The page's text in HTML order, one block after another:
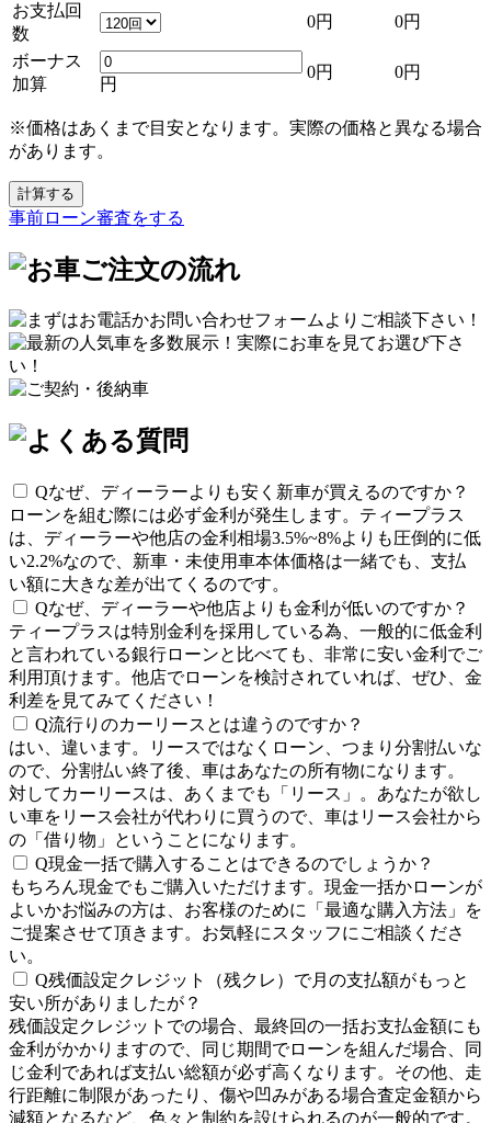
お支払回
数
0円 0円
ボーナス
加算
円
0円 0円
※価格はあくまで目安となります。実際の価格と異なる場合
があります。
計算する
事前ローン審査をする
Qなぜ、ディーラーよりも安く新車が買えるのですか？
ローンを組む際には必ず金利が発生します。ティープラス
は、ディーラーや他店の金利相場3.5%~8%よりも圧倒的に低
い2.2%なので、新車・未使用車本体価格は一緒でも、支払
い額に大きな差が出てくるのです。
Qなぜ、ディーラーや他店よりも金利が低いのですか？
ティープラスは特別金利を採用している為、一般的に低金利
と言われている銀行ローンと比べても、非常に安い金利でご
利用頂けます。他店でローンを検討されていれば、ぜひ、金
利差を見てみてください！
Q流行りのカーリースとは違うのですか？
はい、違います。リースではなくローン、つまり分割払いな
ので、分割払い終了後、車はあなたの所有物になります。
対してカーリースは、あくまでも「リース」。あなたが欲し
い車をリース会社が代わりに買うので、車はリース会社から
の「借り物」ということになります。
Q現金一括で購入することはできるのでしょうか？
もちろん現金でもご購入いただけます。現金一括かローンが
よいかお悩みの方は、お客様のために「最適な購入方法」を
ご提案させて頂きます。お気軽にスタッフにご相談くださ
い。
Q残価設定クレジット（残クレ）で月の支払額がもっと
安い所がありましたが？
残価設定クレジットでの場合、最終回の一括お支払金額にも
金利がかかりますので、同じ期間でローンを組んだ場合、同
じ金利であれば支払い総額が必ず高くなります。その他、走
行距離に制限があったり、傷や凹みがある場合査定金額から
減額となるなど、色々と制約を設けられるのが一般的です。